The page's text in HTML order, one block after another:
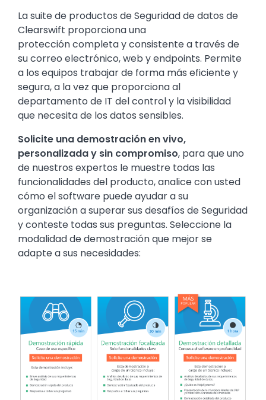
La suite de productos de Seguridad de datos de
Clearswift proporciona una
protección completa y consistente a través de
su correo electrónico, web y endpoints. Permite
a los equipos trabajar de forma más eficiente y
segura, a la vez que proporciona al
departamento de IT del control y la visibilidad
que necesita de los datos sensibles.
Solicite una demostración en vivo,
personalizada y sin compromiso, para que uno
de nuestros expertos le muestre todas las
funcionalidades del producto, analice con usted
cómo el software puede ayudar a su
organización a superar sus desafíos de Seguridad
y conteste todas sus preguntas. Seleccione la
modalidad de demostración que mejor se
adapte a sus necesidades:
Image